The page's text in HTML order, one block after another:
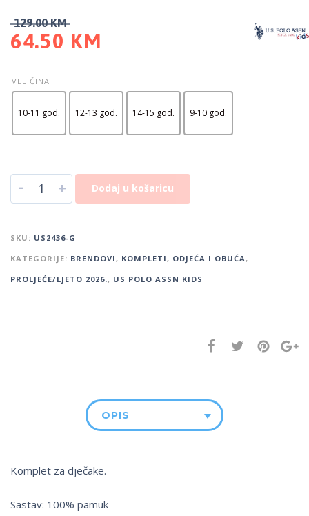
129.00KM
64.50 KM
VELIČINA
10-11 god. 12-13 god. 14-15 god. 9-10 god.
- + Dodaj u košaricu
SKU: US2436-G
KATEGORIJE: BRENDOVI, KOMPLETI, ODJEĆA I OBUĆA,
PROLJEĆE/LJETO 2026., US POLO ASSN KIDS
OPIS
Komplet za dječake.
Sastav: 100% pamuk